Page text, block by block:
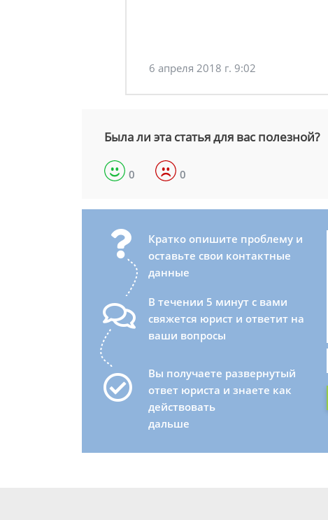
6 апреля 2018 г. 9:02
Была ли эта статья для вас полезной?
0 0
Кратко опишите проблему и
оставьте свои контактные
данные
В течении 5 минут с вами
свяжется юрист и ответит на
ваши вопросы
Вы получаете развернутый
ответ юриста и знаете как
действовать
дальше